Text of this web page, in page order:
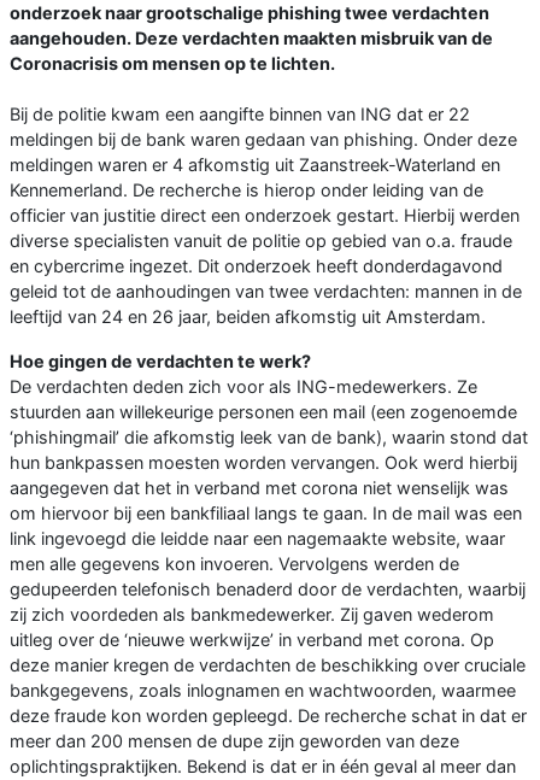
onderzoek naar grootschalige phishing twee verdachten
aangehouden. Deze verdachten maakten misbruik van de
Coronacrisis om mensen op te lichten.
Bij de politie kwam een aangifte binnen van ING dat er 22
meldingen bij de bank waren gedaan van phishing. Onder deze
meldingen waren er 4 afkomstig uit Zaanstreek-Waterland en
Kennemerland. De recherche is hierop onder leiding van de
officier van justitie direct een onderzoek gestart. Hierbij werden
diverse specialisten vanuit de politie op gebied van o.a. fraude
en cybercrime ingezet. Dit onderzoek heeft donderdagavond
geleid tot de aanhoudingen van twee verdachten: mannen in de
leeftijd van 24 en 26 jaar, beiden afkomstig uit Amsterdam.
Hoe gingen de verdachten te werk?
De verdachten deden zich voor als ING-medewerkers. Ze
stuurden aan willekeurige personen een mail (een zogenoemde
‘phishingmail’ die afkomstig leek van de bank), waarin stond dat
hun bankpassen moesten worden vervangen. Ook werd hierbij
aangegeven dat het in verband met corona niet wenselijk was
om hiervoor bij een bankfiliaal langs te gaan. In de mail was een
link ingevoegd die leidde naar een nagemaakte website, waar
men alle gegevens kon invoeren. Vervolgens werden de
gedupeerden telefonisch benaderd door de verdachten, waarbij
zij zich voordeden als bankmedewerker. Zij gaven wederom
uitleg over de ‘nieuwe werkwijze’ in verband met corona. Op
deze manier kregen de verdachten de beschikking over cruciale
bankgegevens, zoals inlognamen en wachtwoorden, waarmee
deze fraude kon worden gepleegd. De recherche schat in dat er
meer dan 200 mensen de dupe zijn geworden van deze
oplichtingspraktijken. Bekend is dat er in één geval al meer dan